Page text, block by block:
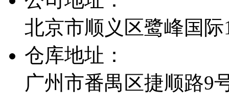
北京市顺义区鹭峰国际
仓库地址：
广州市番禺区捷顺路9